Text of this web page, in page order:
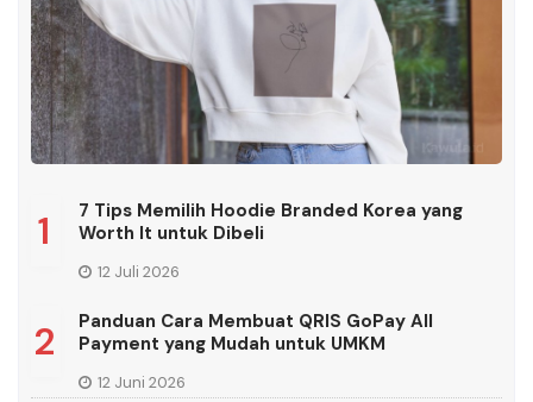
1
7 Tips Memilih Hoodie Branded Korea yang
Worth It untuk Dibeli
12 Juli 2026
2
Panduan Cara Membuat QRIS GoPay All
Payment yang Mudah untuk UMKM
12 Juni 2026